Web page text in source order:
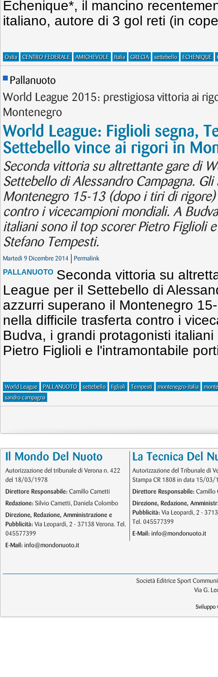
Echenique*, il mancino
italiano, autore di 3 gol reti (in
Ostia CENTRO FEDERALE AMICHEVOLE Italia GRECIA settebello ECHENIQUE
Pallanuoto
World League 2015: prestigiosa vittoria ai
Montenegro
World League: Figlioli segna,
Settebello vince ai rigori in
Seconda vittoria su altrettante gare di
Settebello di Alessandro Campagna.
Montenegro 15-13 (dopo i tiri di
contro i vicecampioni mondiali. A
italiani sono il top scorer Pietro Figlioli
Stefano Tempesti.
Martedì 9 Dicembre 2014 Permalink
PALLANUOTO Seconda vittoria su
League per il Settebello di
azzurri superano il Montenegro
nella difficile trasferta contro i
Budva, i grandi protagonisti
Pietro Figlioli e l'intramontabile
World League PALLANUOTO settebello figlioli Tempesti montenegro-italia
sandro campagna
Il Mondo Del Nuoto
Autorizzazione del tribunale di Verona n. 422
del 18/03/1978
Direttore Responsabile: Camillo Cametti
Redazione: Silvio Cametti, Daniela Colombo
Direzione, Redazione, Amministrazione e
Pubblicità: Via Leopardi, 2 - 37138 Verona. Tel.
045577399
E-Mail: info@mondonuoto.it
La Tecnica Del
Autorizzazione del Tribunale di
Stampa CR 1808 in data 15/03/
Direttore Responsabile: Camillo
Direzione, Redazione,
Pubblicità: Via Leopardi, 2 -
Tel. 045577399
E-Mail: info@mondonuoto.it
Società Editrice Sport
Via G.
Sviluppo